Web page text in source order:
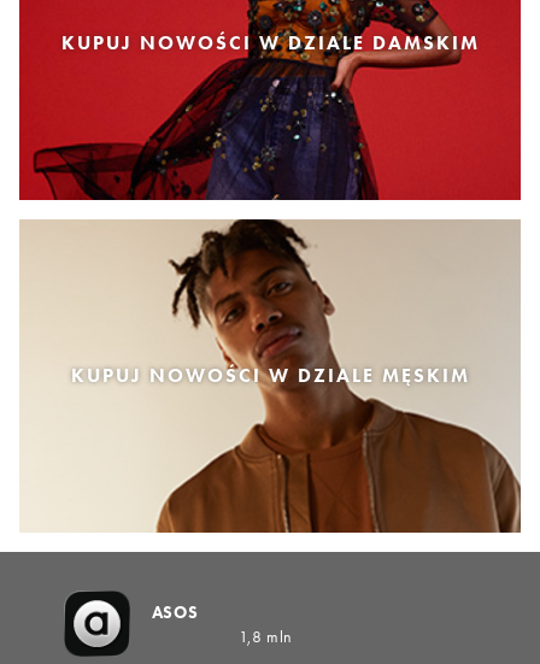
KUPUJ NOWOŚCI W DZIALE DAMSKIM
KUPUJ NOWOŚCI W DZIALE MĘSKIM
ASOS
1,8 mln